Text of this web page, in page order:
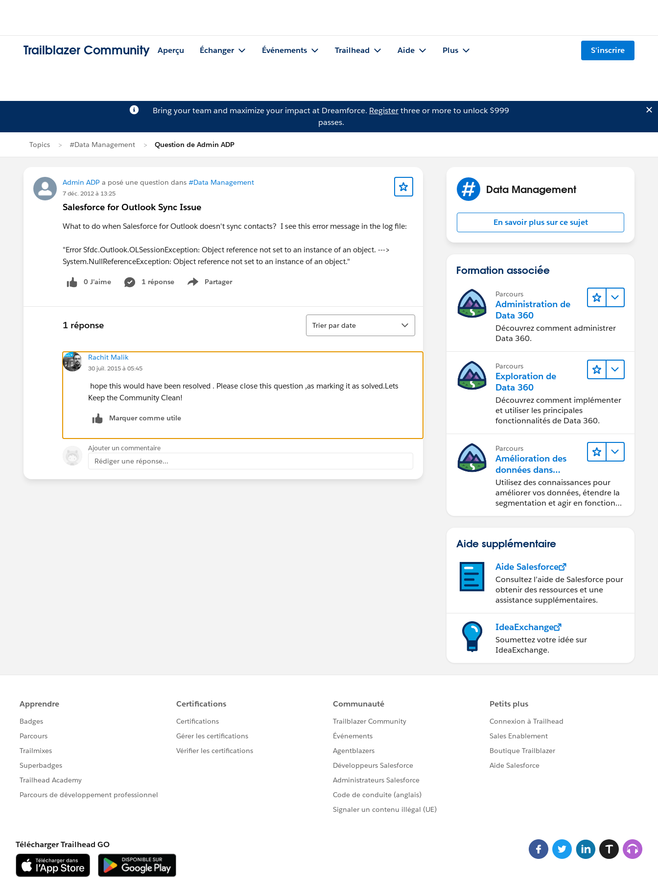
Trailblazer Community Aperçu Échanger Événements Trailhead Aide Plus S'inscrire
Bring your team and maximize your impact at Dreamforce. Registerthree or more to unlock $999
passes.
Topics #Data Management Question de Admin ADP
Admin ADP a posé une question dans #Data Management
7 déc. 2012 à 13:25
Salesforce for Outlook Sync Issue
What to do when Salesforce for Outlook doesn't sync contacts? I see this error message in the log file:
"Error Sfdc.Outlook.OLSessionException: Object reference not set to an instance of an object. --->
System.NullReferenceException: Object reference not set to an instance of an object."
0 J’aime 1 réponse Partager
Show menu
1 réponse
Tri
Trier par date
Rachit Malik
30 juil. 2015 à 05:45
hope this would have been resolved . Please close this question ,as marking it as solved.Lets
Keep the Community Clean!
Marquer comme utile
Ajouter un commentaire
Rédiger une réponse...
Data Management
En savoir plus sur ce sujet
Formation associée
Parcours
Administration de
Data 360
Découvrez comment administrer
Data 360.
Parcours
Exploration de
Data 360
Découvrez comment implémenter
et utiliser les principales
fonctionnalités de Data 360.
Parcours
Amélioration des
données dans
Data 360
Utilisez des connaissances pour
améliorer vos données, étendre la
segmentation et agir en fonction
Aide supplémentaire
Aide Salesforce
Consultez l’aide de Salesforce pour
obtenir des ressources et une
assistance supplémentaires.
IdeaExchange
Soumettez votre idée sur
IdeaExchange.